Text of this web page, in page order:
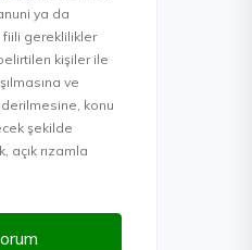
ya da
fiili gereklilikler
kişiler ile
ve
konu
şekilde
açık rızamla